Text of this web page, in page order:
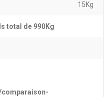
15Kg
total de 990Kg
comparaison-